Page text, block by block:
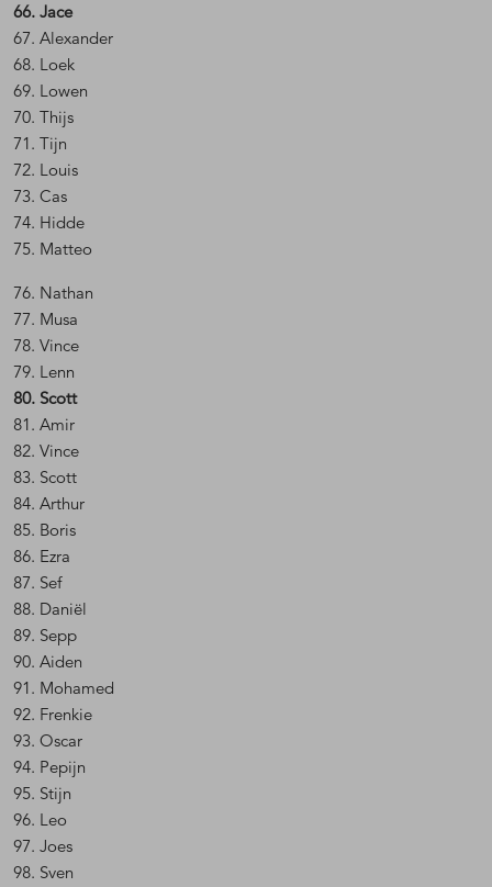
66. Jace
67. Alexander
68. Loek
69. Lowen
70. Thijs
71. Tijn
72. Louis
73. Cas
74. Hidde
75. Matteo
76. Nathan
77. Musa
78. Vince
79. Lenn
80. Scott
81. Amir
82. Vince
83. Scott
84. Arthur
85. Boris
86. Ezra
87. Sef
88. Daniël
89. Sepp
90. Aiden
91. Mohamed
92. Frenkie
93. Oscar
94. Pepijn
95. Stijn
96. Leo
97. Joes
98. Sven